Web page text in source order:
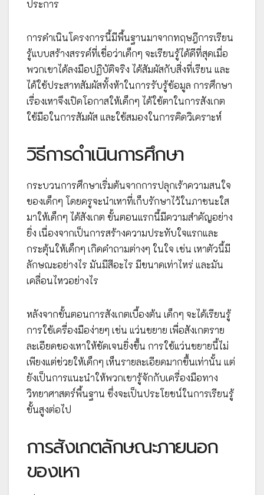
ประการ
การดำเนินโครงการนี้มีพื้นฐานมาจากทฤษฎีการเรียน
รู้แบบสร้างสรรค์ที่เชื่อว่าเด็กๆ จะเรียนรู้ได้ดีที่สุดเมื่อ
พวกเขาได้ลงมือปฏิบัติจริง ได้สัมผัสกับสิ่งที่เรียน และ
ได้ใช้ประสาทสัมผัสทั้งห้าในการรับรู้ข้อมูล การศึกษา
เรื่องเหาจึงเปิดโอกาสให้เด็กๆ ได้ใช้ตาในการสังเกต
ใช้มือในการสัมผัส และใช้สมองในการคิดวิเคราะห์
วิธีการดำเนินการศึกษา
กระบวนการศึกษาเริ่มต้นจากการปลุกเร้าความสนใจ
ของเด็กๆ โดยครูจะนำเหาที่เก็บรักษาไว้ในภาชนะใส
มาให้เด็กๆ ได้สังเกต ขั้นตอนแรกนี้มีความสำคัญอย่าง
ยิ่ง เนื่องจากเป็นการสร้างความประทับใจแรกและ
กระตุ้นให้เด็กๆ เกิดคำถามต่างๆ ในใจ เช่น เหาตัวนี้มี
ลักษณะอย่างไร มันมีสีอะไร มีขนาดเท่าไหร่ และมัน
เคลื่อนไหวอย่างไร
หลังจากขั้นตอนการสังเกตเบื้องต้น เด็กๆ จะได้เรียนรู้
การใช้เครื่องมือง่ายๆ เช่น แว่นขยาย เพื่อสังเกตราย
ละเอียดของเหาให้ชัดเจนยิ่งขึ้น การใช้แว่นขยายนี้ไม่
เพียงแต่ช่วยให้เด็กๆ เห็นรายละเอียดมากขึ้นเท่านั้น แต่
ยังเป็นการแนะนำให้พวกเขารู้จักกับเครื่องมือทาง
วิทยาศาสตร์พื้นฐาน ซึ่งจะเป็นประโยชน์ในการเรียนรู้
ขั้นสูงต่อไป
การสังเกตลักษณะภายนอก
ของเหา